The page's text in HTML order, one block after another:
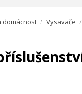
domácnost / Vysavače /